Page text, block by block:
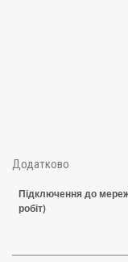
Додатково
Підключення до
робіт)